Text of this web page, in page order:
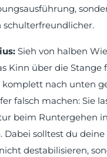
Sieh von halben
Kinn über die Stange
nach unten
falsch machen: Sie
beim Runtergehen
Dabei solltest du deine
destabilisieren,